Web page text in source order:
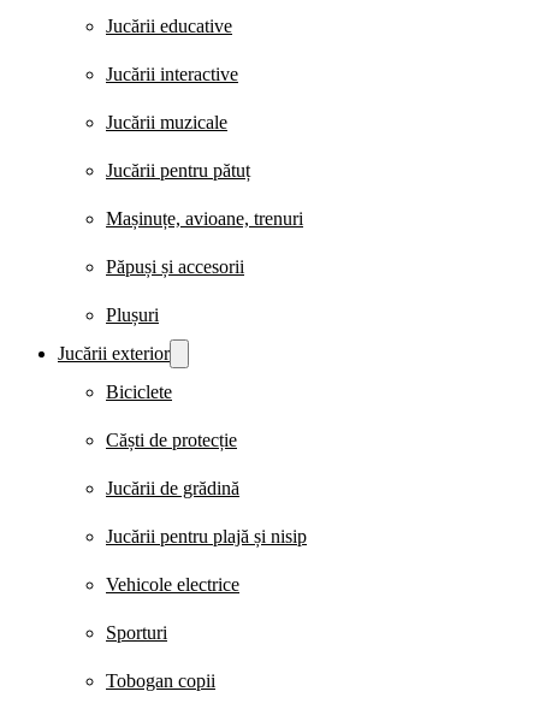
Jucării educative
Jucării interactive
Jucării muzicale
Jucării pentru pătuț
Mașinuțe, avioane, trenuri
Păpuși și accesorii
Plușuri
Jucării exterior
Biciclete
Căști de protecție
Jucării de grădină
Jucării pentru plajă și nisip
Vehicole electrice
Sporturi
Tobogan copii